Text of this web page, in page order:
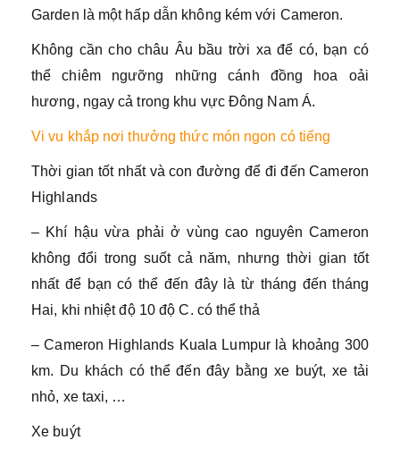
Garden là một hấp dẫn không kém với Cameron.
Không cần cho châu Âu bầu trời xa để có, bạn có
thể chiêm ngưỡng những cánh đồng hoa oải
hương, ngay cả trong khu vực Đông Nam Á.
Vi vu khắp nơi thưởng thức món ngon có tiếng
Thời gian tốt nhất và con đường để đi đến Cameron
Highlands
– Khí hậu vừa phải ở vùng cao nguyên Cameron
không đổi trong suốt cả năm, nhưng thời gian tốt
nhất để bạn có thể đến đây là từ tháng đến tháng
Hai, khi nhiệt độ 10 độ C. có thể thả
– Cameron Highlands Kuala Lumpur là khoảng 300
km. Du khách có thể đến đây bằng xe buýt, xe tải
nhỏ, xe taxi, …
Xe buýt